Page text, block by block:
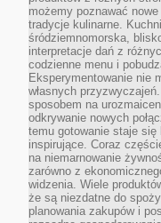
możemy poznawać
tradycje kulinarne.
śródziemnomorska,
interpretacje dań z
codzienne menu i
Eksperymentowanie nie
własnych
sposobem na
odkrywanie nowych
temu gotowanie staje się
inspirujące. Coraz
na niemarnowanie
zarówno z
widzenia. Wiele
że są niezdatne do
planowania zakupów i